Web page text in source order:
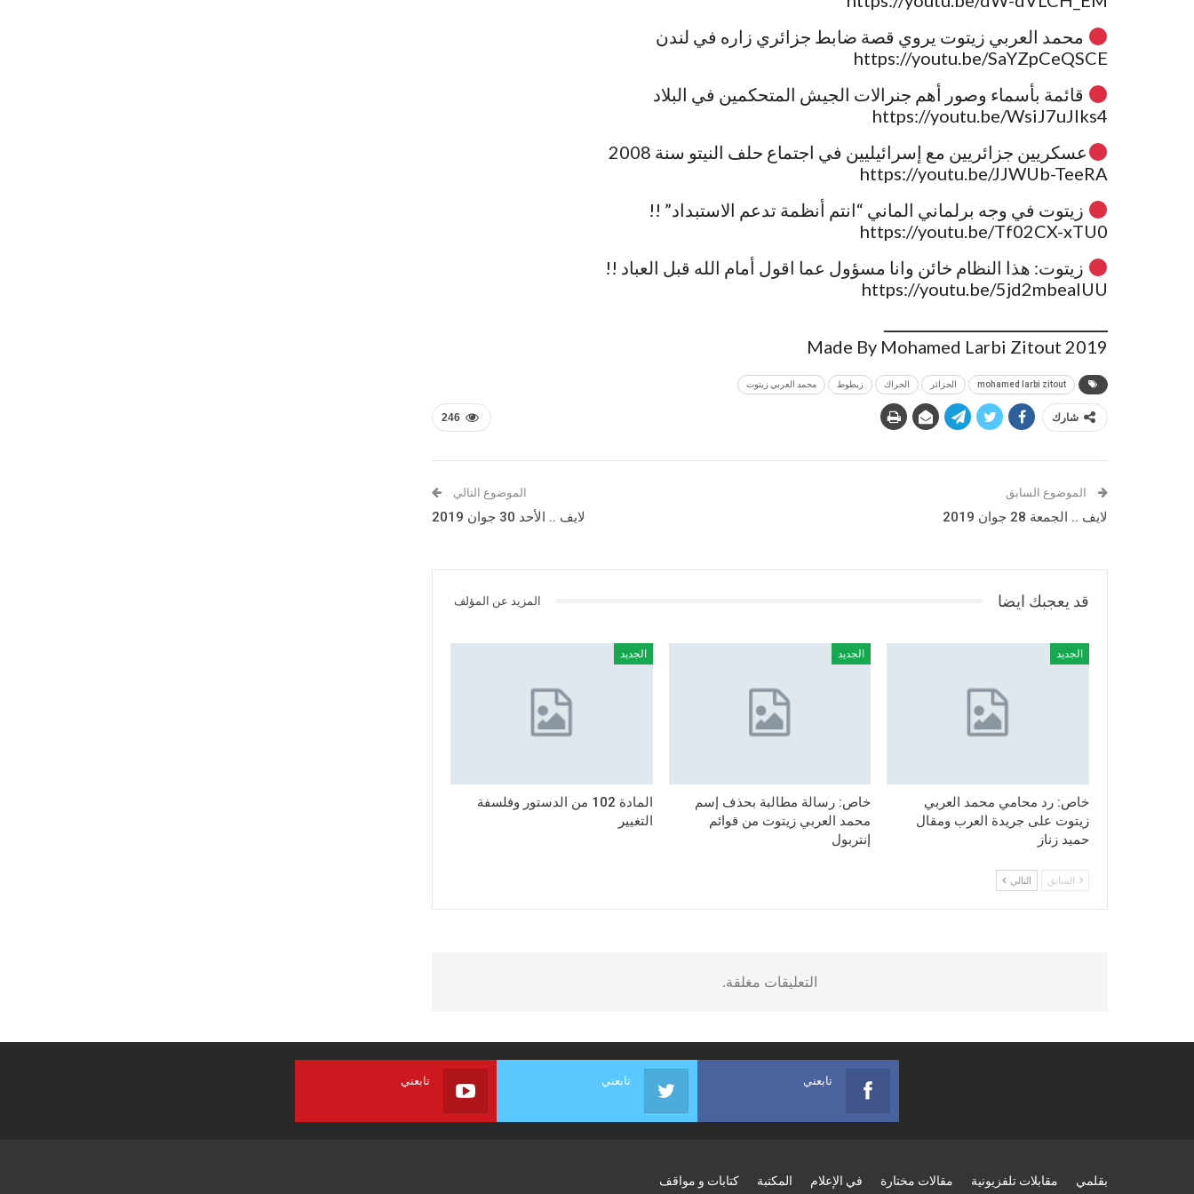
محمد العربي زيتوت يروي قصة ضابط جزائري زاره في لندن
https://youtu.be/SaYZpCeQSCE
قائمة بأسماء وصور أهم جنرالات الجيش المتحكمين في البلاد
https://youtu.be/WsiJ7uJlks4
عسكريين جزائريين مع إسرائيليين في اجتماع حلف النيتو سنة 2008
https://youtu.be/JJWUb-TeeRA
زيتوت في وجه برلماني الماني “انتم أنظمة تدعم الاستبداد” !!
https://youtu.be/Tf02CX-xTU0
زيتوت: هذا النظام خائن وانا مسؤول عما اقول أمام الله قبل العباد !!
https://youtu.be/5jd2mbeaIUU
ــــــــــــــــــــــــــــــــــــــــــ
Made By Mohamed Larbi Zitout 2019
mohamed larbi zitout الجزائر الحراك زيطوط محمد العربي زيتوت
246 شارك
الموضوع السابق
لايف .. الجمعة 28 جوان 2019
الموضوع التالي
لايف .. الأحد 30 جوان 2019
قد يعجبك ايضا المزيد عن المؤلف
الجديد
خاص: رد محامي محمد العربي
زيتوت على جريدة العرب ومقال
حميد زناز
الجديد
خاص: رسالة مطالبة بحذف إسم
محمد العربي زيتوت من قوائم
إنتربول
الجديد
المادة 102 من الدستور وفلسفة
التغيير
السابق التالي
التعليقات مغلقة.
تابعني تابعني تابعني
بقلمي مقابلات تلفزيونية مقالات مختارة في الإعلام المكتبة كتابات و مواقف